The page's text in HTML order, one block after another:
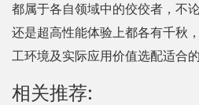
都属于各自领域中的佼佼者，不
还是超高性能体验上都各有千秋
工环境及实际应用价值选配适合
相关推荐: